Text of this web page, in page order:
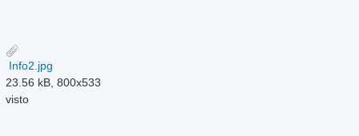
Info2.jpg
23.56 kB, 800x533
visto